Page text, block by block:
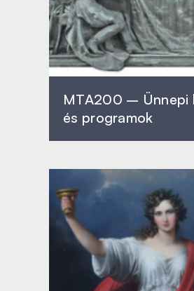
MTA200 – Ünnepi
és programok